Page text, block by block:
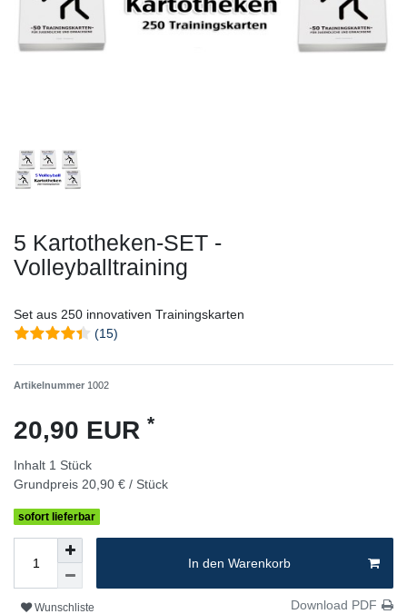
5 Kartotheken-SET -
Volleyballtraining
Set aus 250 innovativen Trainingskarten
(15)
Artikelnummer 1002
20,90 EUR *
Inhalt 1 Stück
Grundpreis 20,90 € / Stück
sofort lieferbar
In den Warenkorb
Wunschliste Download PDF